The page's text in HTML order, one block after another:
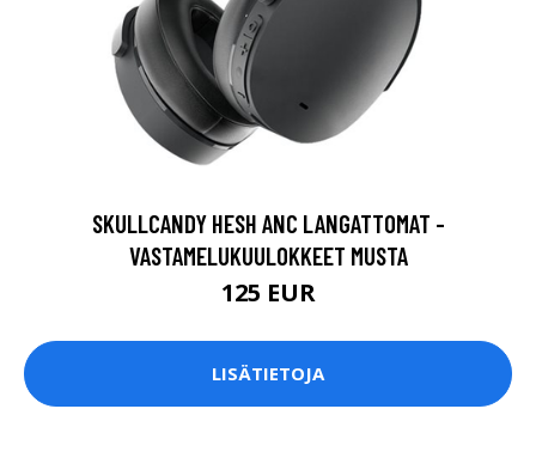
SKULLCANDY HESH ANC LANGATTOMAT -
VASTAMELUKUULOKKEET MUSTA
125 EUR
LISÄTIETOJA